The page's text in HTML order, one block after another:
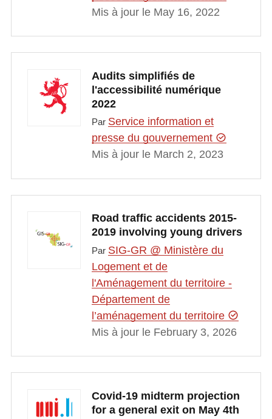
Mis à jour le May 16, 2022
Audits simplifiés de
l'accessibilité numérique
2022
Par Service information et
presse du gouvernement
Mis à jour le March 2, 2023
Road traffic accidents 2015-
2019 involving young drivers
Par SIG-GR @ Ministère du
Logement et de
l'Aménagement du territoire -
Département de
l’aménagement du territoire
Mis à jour le February 3, 2026
Covid-19 midterm projection
for a general exit on May 4th